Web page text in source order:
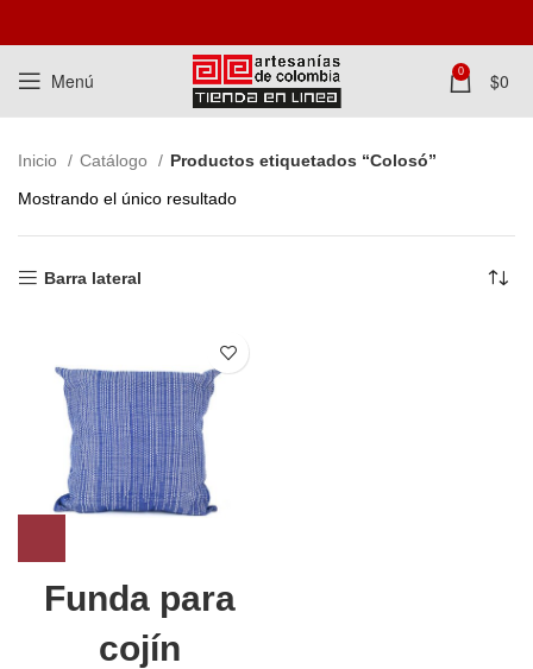
Menú 0 $0
Inicio Catálogo
Productos etiquetados “Colosó”
Mostrando el único resultado
Barra lateral
Funda para
cojín